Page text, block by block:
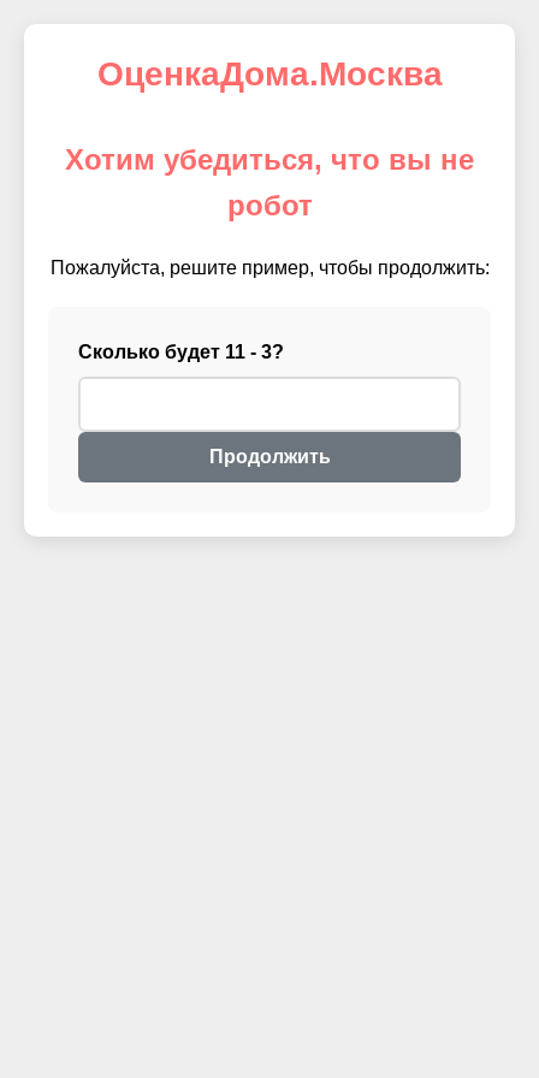
ОценкаДома.Москва
Хотим убедиться, что вы не
робот
Пожалуйста, решите пример, чтобы продолжить:
Сколько будет 11 - 3?
Продолжить